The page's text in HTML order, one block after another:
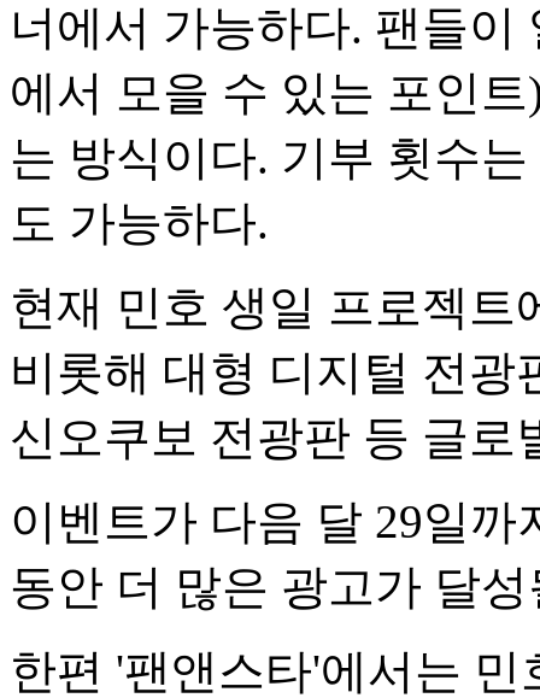
너에서 가능하다. 팬들
에서 모을 수 있는 포인
는 방식이다. 기부 횟수
도 가능하다.
현재 민호 생일 프로젝트
비롯해 대형 디지털 전광
신오쿠보 전광판 등 글로
이벤트가 다음 달 29일
동안 더 많은 광고가 달
한편 '팬앤스타'에서는